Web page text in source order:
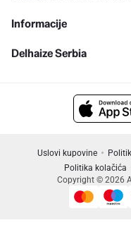
Informacije
Delhaize Serbia
Uslovi kupovine
Politika kolačića
Copyright © 2026